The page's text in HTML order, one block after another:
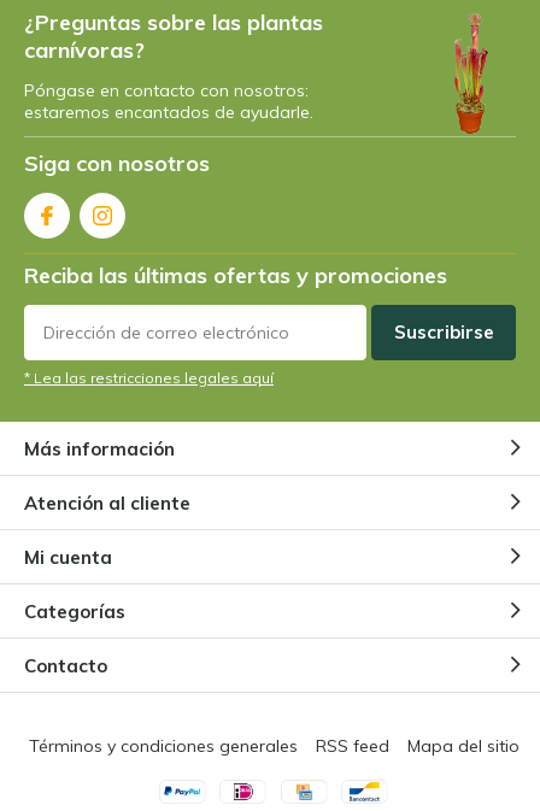
¿Preguntas sobre las plantas
carnívoras?
Póngase en contacto con nosotros:
estaremos encantados de ayudarle.
Siga con nosotros
Reciba las últimas ofertas y promociones
Suscribirse
* Lea las restricciones legales aquí
Más información
Atención al cliente
Mi cuenta
Categorías
Contacto
Términos y condiciones generales RSS feed Mapa del sitio